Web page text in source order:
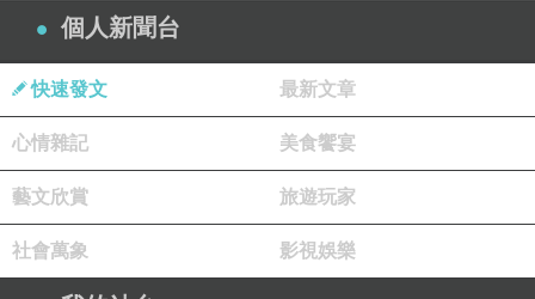
去看看郭富城入圍一次就拿下影帝的三岔口吧！
相信你也會被孫哥哥感動的。
上一篇：
個人新聞台
快速發文 最新文章
心情雜記 美食饗宴
藝文欣賞 旅遊玩家
社會萬象 影視娛樂